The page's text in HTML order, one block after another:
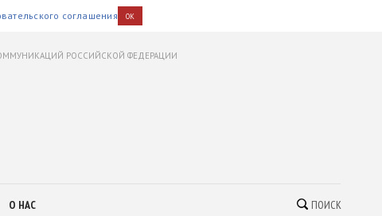
соглашения OK
РОССИЙСКОЙ ФЕДЕРАЦИИ
О НАС ПОИСК